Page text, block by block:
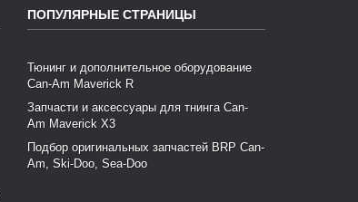
ПОПУЛЯРНЫЕ СТРАНИЦЫ
Тюнинг и дополнительное оборудование
Can-Am Maverick R
Запчасти и аксессуары для тнинга Can-
Am Maverick X3
Подбор оригинальных запчастей BRP Can-
Am, Ski-Doo, Sea-Doo